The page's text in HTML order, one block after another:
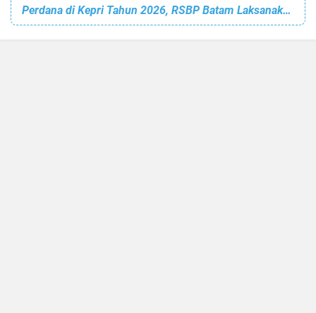
Perdana di Kepri Tahun 2026, RSBP Batam Laksanakan Hal Ini untuk Pasien